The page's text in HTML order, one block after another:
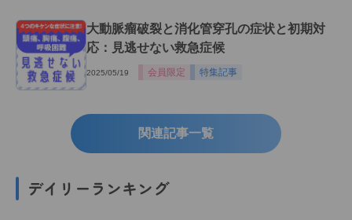
大動脈瘤破裂と消化管穿孔の症状と初期対
応：見逃せない救急症候
2025/05/19 会員限定 特集記事
関連記事一覧
デイリーランキング